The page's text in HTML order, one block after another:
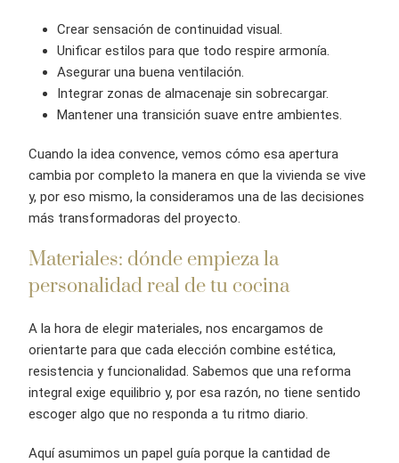
Crear sensación de continuidad visual.
Unificar estilos para que todo respire armonía.
Asegurar una buena ventilación.
Integrar zonas de almacenaje sin sobrecargar.
Mantener una transición suave entre ambientes.
Cuando la idea convence, vemos cómo esa apertura
cambia por completo la manera en que la vivienda se vive
y, por eso mismo, la consideramos una de las decisiones
más transformadoras del proyecto.
Materiales: dónde empieza la
personalidad real de tu cocina
A la hora de elegir materiales, nos encargamos de
orientarte para que cada elección combine estética,
resistencia y funcionalidad. Sabemos que una reforma
integral exige equilibrio y, por esa razón, no tiene sentido
escoger algo que no responda a tu ritmo diario.
Aquí asumimos un papel guía porque la cantidad de